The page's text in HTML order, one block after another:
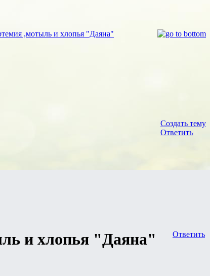
,мотыль и хлопья "Даяна"
Создать тему
Ответить
Ответить
и хлопья "Даяна"